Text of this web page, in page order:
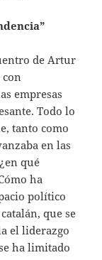
de Artur
empresas
Todo lo
tanto como
en las
qué
ha
político
que se
el liderazgo
ha limitado